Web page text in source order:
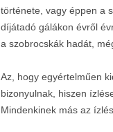
története, vagy éppen a
díjátadó gálákon évről
a szobrocskák hadát,
Az, hogy egyértelműen
bizonyulnak, hiszen
Mindenkinek más az